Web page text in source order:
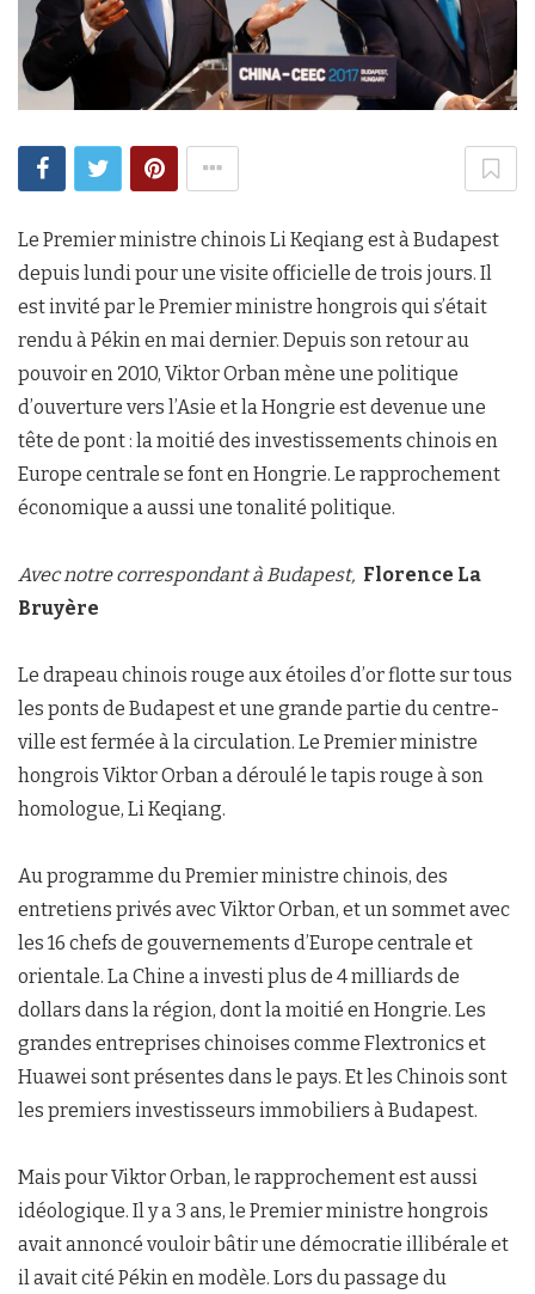
Le Premier ministre chinois Li Keqiang est à Budapest
depuis lundi pour une visite officielle de trois jours. Il
est invité par le Premier ministre hongrois qui s’était
rendu à Pékin en mai dernier. Depuis son retour au
pouvoir en 2010, Viktor Orban mène une politique
d’ouverture vers l’Asie et la Hongrie est devenue une
tête de pont : la moitié des investissements chinois en
Europe centrale se font en Hongrie. Le rapprochement
économique a aussi une tonalité politique.
Avec notre correspondant à Budapest, Florence La
Bruyère
Le drapeau chinois rouge aux étoiles d’or flotte sur tous
les ponts de Budapest et une grande partie du centre-
ville est fermée à la circulation. Le Premier ministre
hongrois Viktor Orban a déroulé le tapis rouge à son
homologue, Li Keqiang.
Au programme du Premier ministre chinois, des
entretiens privés avec Viktor Orban, et un sommet avec
les 16 chefs de gouvernements d’Europe centrale et
orientale. La Chine a investi plus de 4 milliards de
dollars dans la région, dont la moitié en Hongrie. Les
grandes entreprises chinoises comme Flextronics et
Huawei sont présentes dans le pays. Et les Chinois sont
les premiers investisseurs immobiliers à Budapest.
Mais pour Viktor Orban, le rapprochement est aussi
idéologique. Il y a 3 ans, le Premier ministre hongrois
avait annoncé vouloir bâtir une démocratie illibérale et
il avait cité Pékin en modèle. Lors du passage du